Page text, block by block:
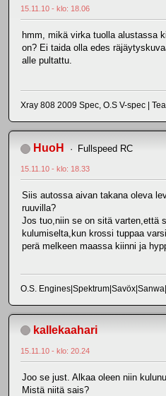
15.11.10 - klo: 18.06
hmm, mikä virka tuolla alustassa
on? Ei taida olla edes
alle pultattu.
Xray 808 2009 Spec, O.S V-spec |
HuoH Fullspeed RC
15.11.10 - klo: 18.33
Siis autossa aivan takana oleva
ruuvilla?
Jos tuo,niin se on sitä varten,että
kulumiselta,kun krossi tuppaa
perä melkeen maassa kiinni ja
O.S.
kallekaahari
15.11.10 - klo: 20.24
Joo se just. Alkaa oleen niin
Mistä niitä sais?